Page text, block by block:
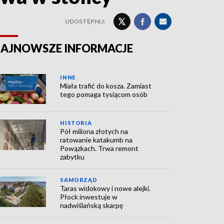
UDOSTĘPNIJ:
INFORMACJE
INNE
Miała trafić do kosza. Zamiast
tego pomaga tysiącom osób
HISTORIA
Pół miliona złotych na
ratowanie katakumb na
Powązkach. Trwa remont
zabytku
SAMORZĄD
Taras widokowy i nowe alejki.
Płock inwestuje w
nadwiślańską skarpę